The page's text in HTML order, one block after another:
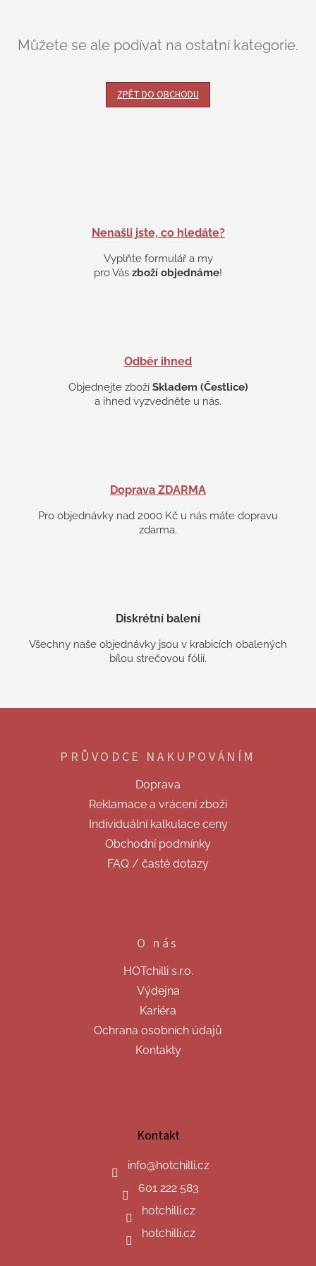
Můžete se ale podívat na ostatní kategorie.
ZPĚT DO OBCHODU
Nenašli jste, co hledáte?
Vyplňte formulář a my
pro Vás zboží objednáme!
Odběr ihned
Objednejte zboží Skladem (Čestlice)
a ihned vyzvedněte u nás.
Doprava ZDARMA
Pro objednávky nad 2000 Kč u nás máte dopravu
zdarma.
Diskrétní balení
Všechny naše objednávky jsou v krabicích obalených
bílou strečovou fólií.
Z
PRŮVODCE NAKUPOVÁNÍM
Doprava
Reklamace a vrácení zboží
Individuální kalkulace ceny
Obchodní podmínky
FAQ / časté dotazy
O nás
HOTchilli s.r.o.
Výdejna
Kariéra
Ochrana osobních údajů
Kontakty
Kontakt
info@hotchilli.cz
601 222 583
hotchilli.cz
hotchilli.cz